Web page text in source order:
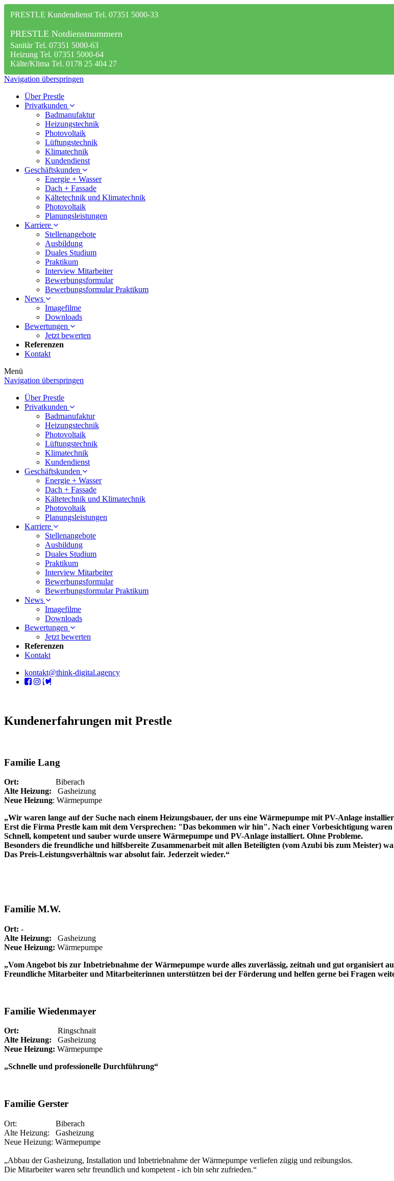
PRESTLE Kundendienst Tel. 07351 5000-33
PRESTLE Notdienstnummern
Sanitär Tel. 07351 5000-63
Heizung Tel. 07351 5000-64
Kälte/Klima Tel. 0178 25 404 27
Navigation überspringen
Über Prestle
Privatkunden
Badmanufaktur
Heizungstechnik
Photovoltaik
Lüftungstechnik
Klimatechnik
Kundendienst
Geschäftskunden
Energie + Wasser
Dach + Fassade
Kältetechnik und Klimatechnik
Photovoltaik
Planungsleistungen
Karriere
Stellenangebote
Ausbildung
Duales Studium
Praktikum
Interview Mitarbeiter
Bewerbungsformular
Bewerbungsformular Praktikum
News
Imagefilme
Downloads
Bewertungen
Jetzt bewerten
Referenzen
Kontakt
Menü
Navigation überspringen
Über Prestle
Privatkunden
Badmanufaktur
Heizungstechnik
Photovoltaik
Lüftungstechnik
Klimatechnik
Kundendienst
Geschäftskunden
Energie + Wasser
Dach + Fassade
Kältetechnik und Klimatechnik
Photovoltaik
Planungsleistungen
Karriere
Stellenangebote
Ausbildung
Duales Studium
Praktikum
Interview Mitarbeiter
Bewerbungsformular
Bewerbungsformular Praktikum
News
Imagefilme
Downloads
Bewertungen
Jetzt bewerten
Referenzen
Kontakt
kontakt@think-digital.agency
Kundenerfahrungen mit Prestle
Familie Lang
Ort: Biberach
Alte Heizung: Gasheizung
Neue Heizung: Wärmepumpe
„Wir waren lange auf der Suche nach einem Heizungsbauer, der uns eine Wärmepumpe mit PV-Anlage
Erst die Firma Prestle kam mit dem Versprechen: "Das bekommen wir hin". Nach einer Vorbesichtigung waren
Schnell, kompetent und sauber wurde unsere Wärmepumpe und PV-Anlage installiert. Ohne Probleme.
Besonders die freundliche und hilfsbereite Zusammenarbeit mit allen Beteiligten (vom Azubi bis zum Meister)
Das Preis-Leistungsverhältnis war absolut fair. Jederzeit wieder.“
Familie M.W.
Ort: -
Alte Heizung: Gasheizung
Neue Heizung: Wärmepumpe
„Vom Angebot bis zur Inbetriebnahme der Wärmepumpe wurde alles zuverlässig, zeitnah und gut organisiert
Freundliche Mitarbeiter und Mitarbeiterinnen unterstützen bei der Förderung und helfen gerne bei Fragen
Familie Wiedenmayer
Ort: Ringschnait
Alte Heizung: Gasheizung
Neue Heizung: Wärmepumpe
„Schnelle und professionelle Durchführung“
Familie Gerster
Ort: Biberach
Alte Heizung: Gasheizung
Neue Heizung: Wärmepumpe
„Abbau der Gasheizung, Installation und Inbetriebnahme der Wärmepumpe verliefen zügig und reibungslos.
Die Mitarbeiter waren sehr freundlich und kompetent - ich bin sehr zufrieden.“